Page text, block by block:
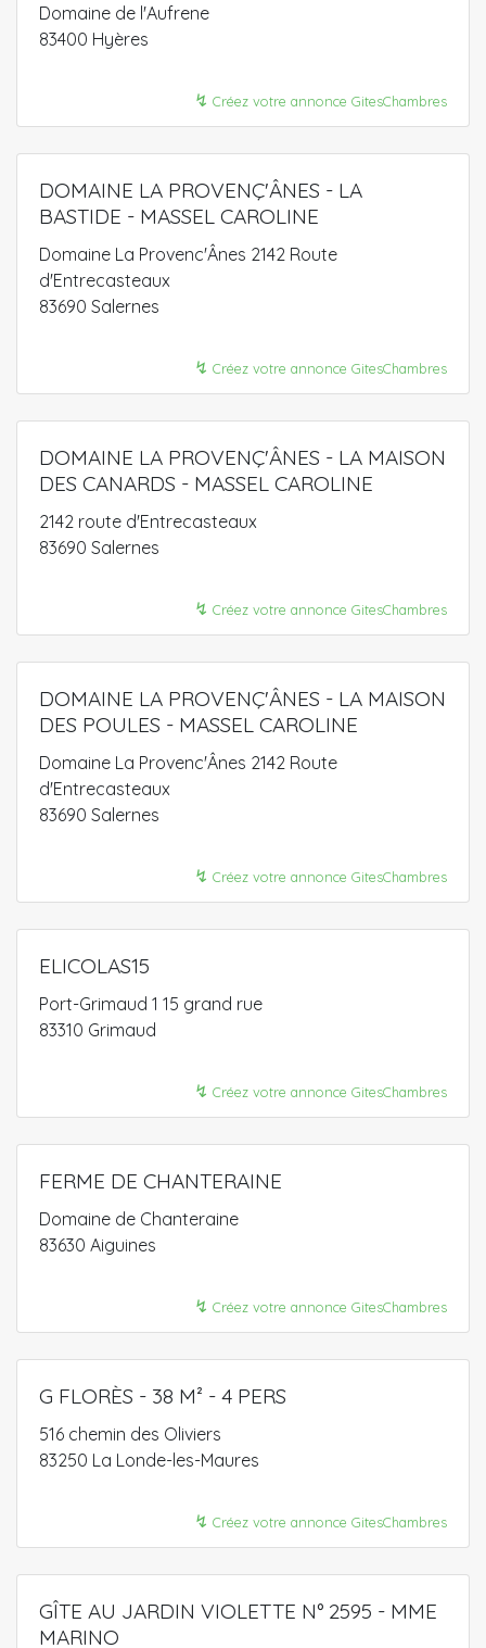
Domaine de l'Aufrene
83400 Hyères
↯ Créez votre annonce GitesChambres
DOMAINE LA PROVENÇ'ÂNES - LA
BASTIDE - MASSEL CAROLINE
Domaine La Provenc'Ânes 2142 Route
d'Entrecasteaux
83690 Salernes
↯ Créez votre annonce GitesChambres
DOMAINE LA PROVENÇ'ÂNES - LA MAISON
DES CANARDS - MASSEL CAROLINE
2142 route d'Entrecasteaux
83690 Salernes
↯ Créez votre annonce GitesChambres
DOMAINE LA PROVENÇ'ÂNES - LA MAISON
DES POULES - MASSEL CAROLINE
Domaine La Provenc'Ânes 2142 Route
d'Entrecasteaux
83690 Salernes
↯ Créez votre annonce GitesChambres
ELICOLAS15
Port-Grimaud 1 15 grand rue
83310 Grimaud
↯ Créez votre annonce GitesChambres
FERME DE CHANTERAINE
Domaine de Chanteraine
83630 Aiguines
↯ Créez votre annonce GitesChambres
G FLORÈS - 38 M² - 4 PERS
516 chemin des Oliviers
83250 La Londe-les-Maures
↯ Créez votre annonce GitesChambres
GÎTE AU JARDIN VIOLETTE N° 2595 - MME
MARINO